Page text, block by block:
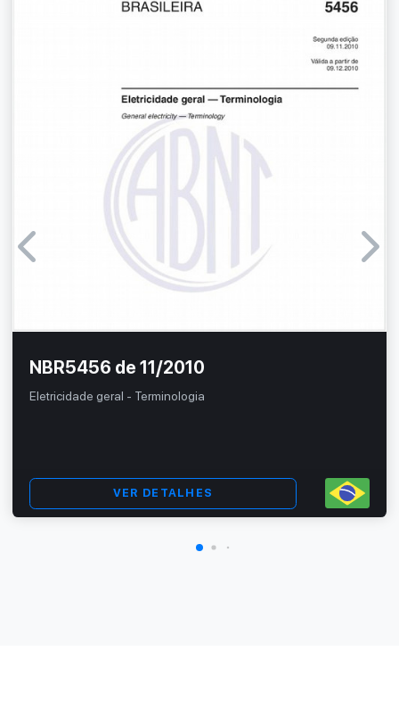
NBR5456 de 11/2010
Eletricidade geral - Terminologia
VER DETALHES